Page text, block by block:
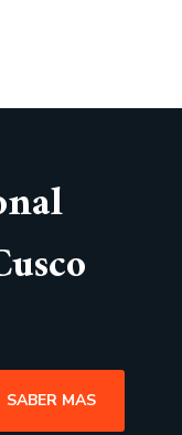
SABER MAS